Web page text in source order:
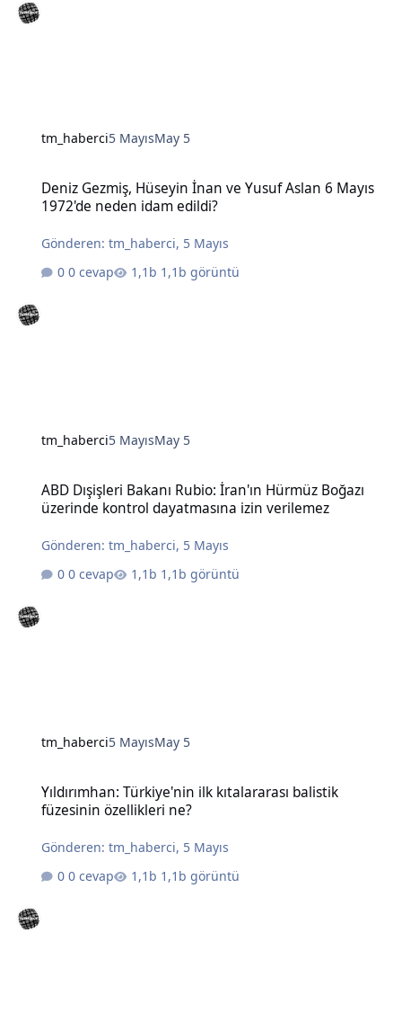
tm_haberci5 MayısMay 5
Deniz Gezmiş, Hüseyin İnan ve Yusuf Aslan 6 Mayıs
1972'de neden idam edildi?
Gönderen:tm_haberci, 5 Mayıs
0 cevap
1,1b görüntü
tm_haberci5 MayısMay 5
ABD Dışişleri Bakanı Rubio: İran'ın Hürmüz Boğazı
üzerinde kontrol dayatmasına izin verilemez
Gönderen:tm_haberci, 5 Mayıs
0 cevap
1,1b görüntü
tm_haberci5 MayısMay 5
Yıldırımhan: Türkiye'nin ilk kıtalararası balistik
füzesinin özellikleri ne?
Gönderen:tm_haberci, 5 Mayıs
0 cevap
1,1b görüntü